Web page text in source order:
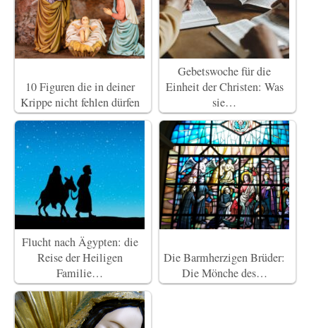
10 Figuren die in deiner
Krippe nicht fehlen dürfen
Gebetswoche für die
Einheit der Christen: Was
sie…
Flucht nach Ägypten: die
Reise der Heiligen
Familie…
Die Barmherzigen Brüder:
Die Mönche des…